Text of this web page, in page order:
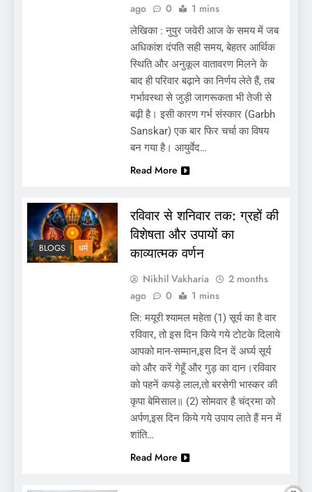
सुशासन कार्यक्रम दुर्घटना – घायल नागरिकों को मिला
आयुष्मान योजना का लाभ, प्रशासन और रेडक्रॉस ने दी
गरियाबंद :- विश्व पर्यावरण दिवस पर कलेक्टर श्री उइके
ने कोपेकसा के ग्रामीणों को जल संरक्षण की दिलाई शपथ
ago
0 1 mins
लेखिका : नुपुर जवेरी आज के समय में जब
अधिकांश दंपति सही समय, बेहतर आर्थिक
स्थिति और अनुकूल वातावरण मिलने के
बाद ही परिवार बढ़ाने का निर्णय लेते हैं, तब
गर्भावस्था से जुड़ी जागरूकता भी तेजी से
बढ़ी है। इसी कारण गर्भ संस्कार (Garbh
Sanskar) एक बार फिर चर्चा का विषय
बन गया है। आयुर्वेद…
Read More
BLOGS धर्म
रविवार से शनिवार तक: ग्रहों की
विशेषता और उपायों का
काव्यात्मक वर्णन
Nikhil Vakharia
2 months
ago
0 1 mins
लि: मयूरी श्यामल महेता (1) सूर्य का है वार
रविवार, तो इस दिन किये गये टोटके दिलाये
आपको मान-सम्मान,इस दिन दें अर्घ्य सूर्य
को और करें गेहूँ और गुड़ का दान।रविवार
को पहनें कपड़े लाल,तो बरसेगी भास्कर की
कृपा बेमिसाल॥ (2) सोमवार है चंद्रमा को
अर्पण,इस दिन किये गये उपाय लाते हैं मन में
शांति…
Read More